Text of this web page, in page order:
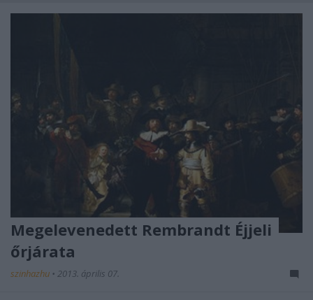
Megelevenedett Rembrandt Éjjeli
őrjárata
szinhazhu • 2013. április 07.